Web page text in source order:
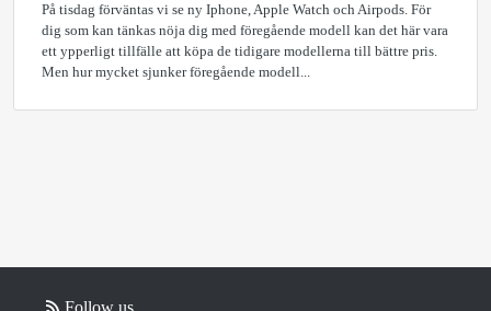
På tisdag förväntas vi se ny Iphone, Apple Watch och Airpods. För
dig som kan tänkas nöja dig med föregående modell kan det här vara
ett ypperligt tillfälle att köpa de tidigare modellerna till bättre pris.
Men hur mycket sjunker föregående modell...
Follow us